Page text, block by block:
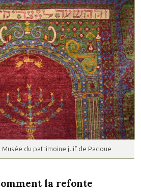
Musée du patrimoine juif de Padoue
la refonte